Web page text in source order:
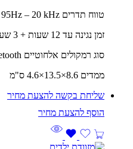
טווח תדרים 95Hz – 20 kHz
זמן נגינה עד 12 שעות + 3 שעות נוספות עם Boost Playtime
סוג רמקולים אלחוטיים Bluetooth
ממדים 8.6×13.5×4.6 ס"מ
שליחת בקשה להצעת מחיר